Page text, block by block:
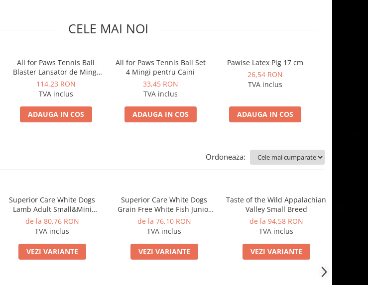
CELE MAI NOI
All for Paws Tennis Ball
Blaster Lansator de Mingi
pentru Caini
114,23 RON
TVA inclus
ADAUGA IN COS
All for Paws Tennis Ball Set
4 Mingi pentru Caini
33,45 RON
TVA inclus
ADAUGA IN COS
Pawise Latex Pig 17 cm
26,54 RON
TVA inclus
ADAUGA IN COS
Ordoneaza:
Superior Care White Dogs
Lamb Adult Small&Mini
Breeds
de la 80,76 RON
TVA inclus
VEZI VARIANTE
Superior Care White Dogs
Grain Free White Fish Junior
Small&Mini Breeds
de la 76,10 RON
TVA inclus
VEZI VARIANTE
Taste of the Wild Appalachian
Valley Small Breed
de la 94,58 RON
TVA inclus
VEZI VARIANTE